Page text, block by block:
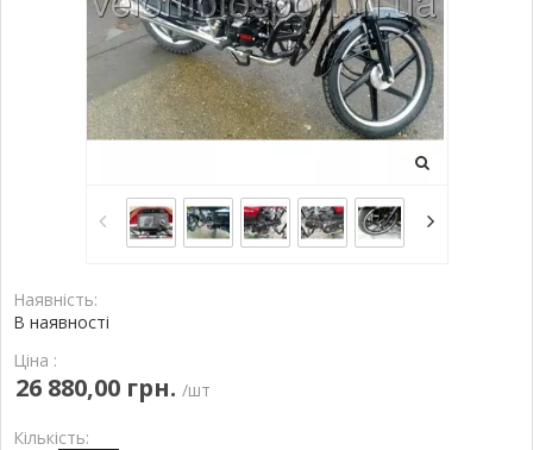
Наявність:
В наявності
Ціна :
26 880,00 грн. /шт
Кількість: